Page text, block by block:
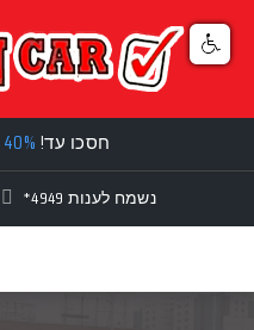
חסכו עד! 40%
*4949 נשמח לענות